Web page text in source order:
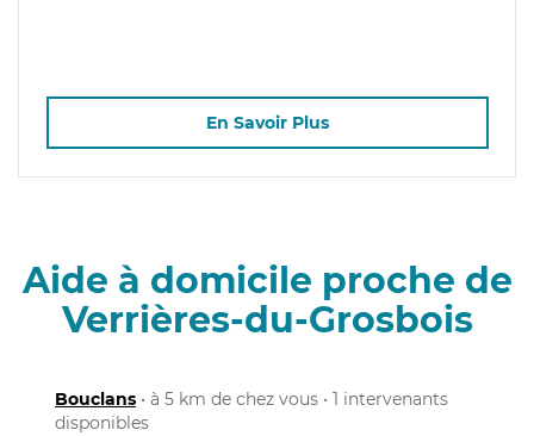
En Savoir Plus
Aide à domicile proche de
Verrières-du-Grosbois
Bouclans • à 5 km de chez vous • 1 intervenants
disponibles